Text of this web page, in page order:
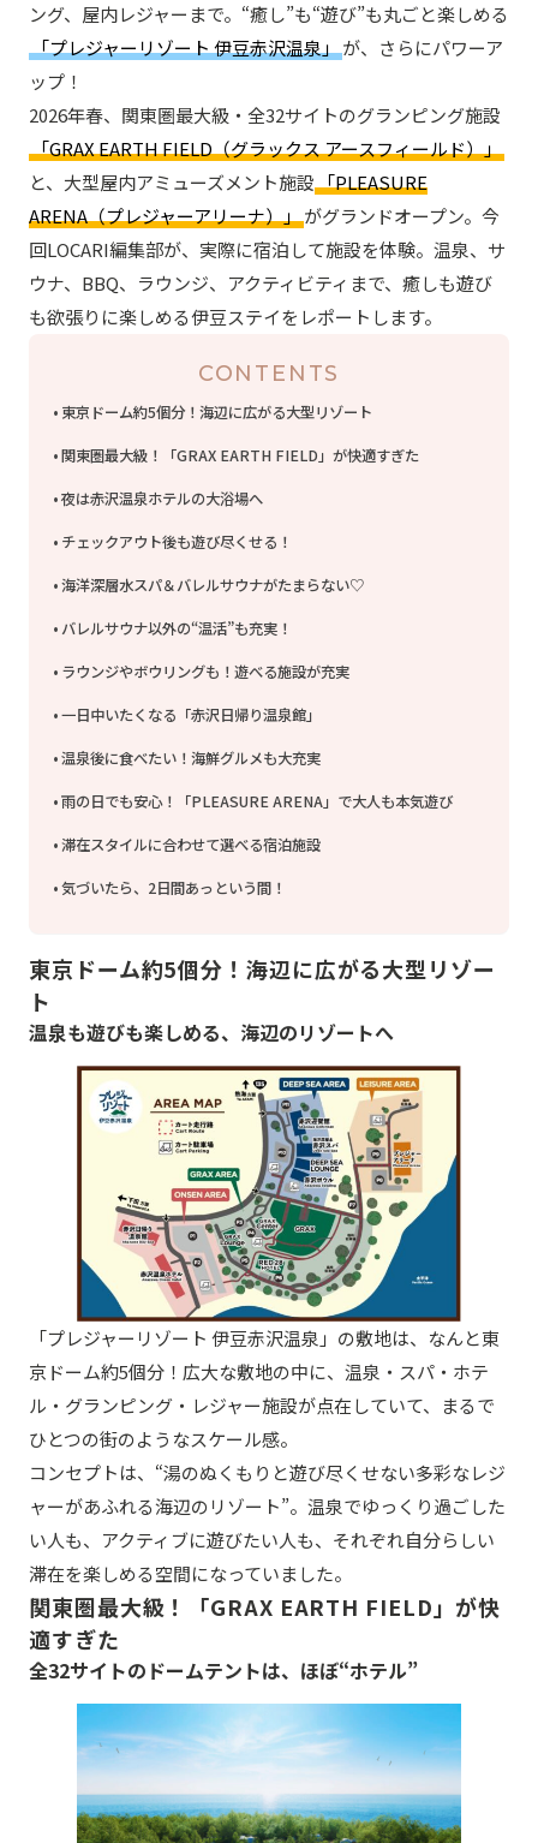
ング、屋内レジャーまで。“癒し”も“遊び”も丸ごと楽しめる
「プレジャーリゾート 伊豆赤沢温泉」が、さらにパワーア
ップ！
2026年春、関東圏最大級・全32サイトのグランピング施設
「GRAX EARTH FIELD（グラックス アースフィールド）」
と、大型屋内アミューズメント施設「PLEASURE
ARENA（プレジャーアリーナ）」がグランドオープン。今
回LOCARI編集部が、実際に宿泊して施設を体験。温泉、サ
ウナ、BBQ、ラウンジ、アクティビティまで、癒しも遊び
も欲張りに楽しめる伊豆ステイをレポートします。
CONTENTS
東京ドーム約5個分！海辺に広がる大型リゾート
関東圏最大級！「GRAX EARTH FIELD」が快適すぎた
夜は赤沢温泉ホテルの大浴場へ
チェックアウト後も遊び尽くせる！
海洋深層水スパ＆バレルサウナがたまらない♡
バレルサウナ以外の“温活”も充実！
ラウンジやボウリングも！遊べる施設が充実
一日中いたくなる「赤沢日帰り温泉館」
温泉後に食べたい！海鮮グルメも大充実
雨の日でも安心！「PLEASURE ARENA」で大人も本気遊び
滞在スタイルに合わせて選べる宿泊施設
気づいたら、2日間あっという間！
東京ドーム約5個分！海辺に広がる大型リゾー
ト
温泉も遊びも楽しめる、海辺のリゾートへ
「プレジャーリゾート 伊豆赤沢温泉」の敷地は、なんと東
京ドーム約5個分！広大な敷地の中に、温泉・スパ・ホテ
ル・グランピング・レジャー施設が点在していて、まるで
ひとつの街のようなスケール感。
コンセプトは、“湯のぬくもりと遊び尽くせない多彩なレジ
ャーがあふれる海辺のリゾート”。温泉でゆっくり過ごした
い人も、アクティブに遊びたい人も、それぞれ自分らしい
滞在を楽しめる空間になっていました。
関東圏最大級！「GRAX EARTH FIELD」が快
適すぎた
全32サイトのドームテントは、ほぼ“ホテル”